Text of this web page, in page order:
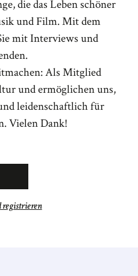
die das Leben schöner
und Film. Mit dem
mit Interviews und
Als Mitglied
und ermöglichen uns,
leidenschaftlich für
Vielen Dank!
registrieren